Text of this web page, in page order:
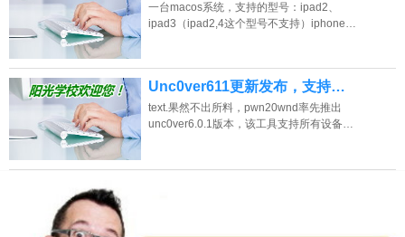
一台macos系统，支持的型号：ipad2、
ipad3（ipad2,4这个型号不支持）iphone…
Unc0ver611更新发布，支持…
text.果然不出所料，pwn20wnd率先推出
unc0ver6.0.1版本，该工具支持所有设备…